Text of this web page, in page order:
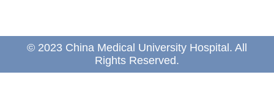
© 2023 China Medical University Hospital. All
Rights Reserved.